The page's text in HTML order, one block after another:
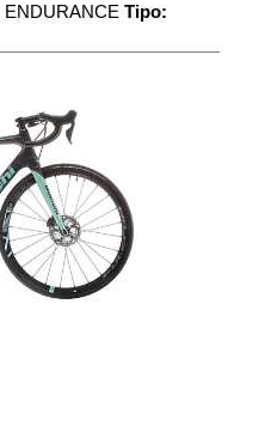
ENDURANCE Tipo: